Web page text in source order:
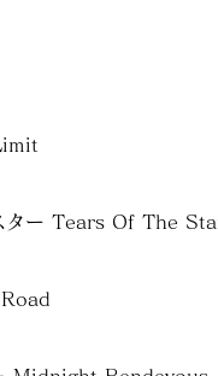
ター Tears Of The